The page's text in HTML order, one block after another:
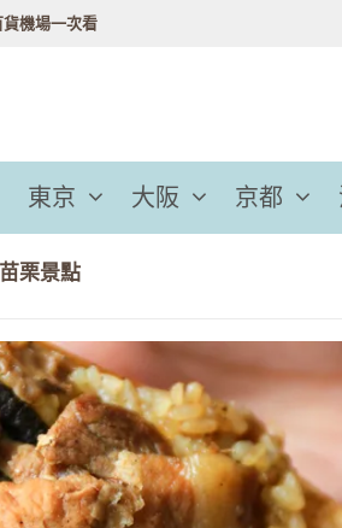
機場一次看
東京 大阪 京都
苗栗景點